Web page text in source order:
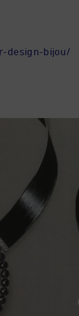
design-bijou/